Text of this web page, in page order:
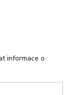
informace o